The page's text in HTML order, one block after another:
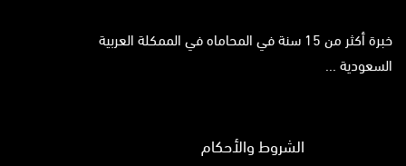
خبرة أكثر من 15 سنة في المحاماه في الممكلة العربية
السعودية ...
الشروط والأحكام